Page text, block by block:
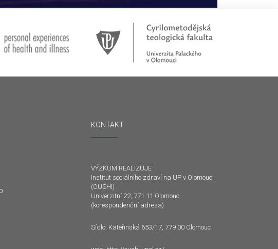
KONTAKT
VÝZKUM REALIZUJE
Institut sociálního zdraví na UP v Olomouci
(OUSHI)
Univerzitní 22, 771 11 Olomouc
(korespondenční adresa)
Sídlo: Kateřinská 653/17, 779 00 Olomouc